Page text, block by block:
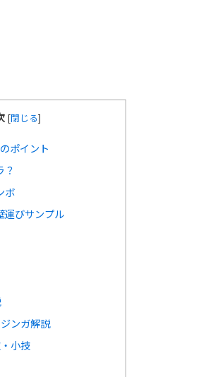
[閉じる]
ポイント
？
ボ
運びサンプル
ンガ解説
小技